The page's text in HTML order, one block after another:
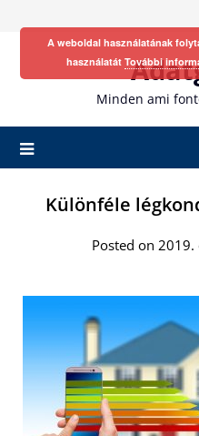
Minden ami
Különféle
Posted on
A weboldal használatának
használatát További